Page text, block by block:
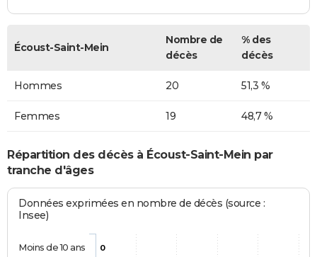
Écoust-Saint-Mein
Nombre de
décès
% des
décès
Hommes 20 51,3 %
Femmes 19 48,7 %
Répartition des décès à Écoust-Saint-Mein par
tranche d'âges
Données exprimées en nombre de décès (source :
Insee)
0
Moins de 10 ans